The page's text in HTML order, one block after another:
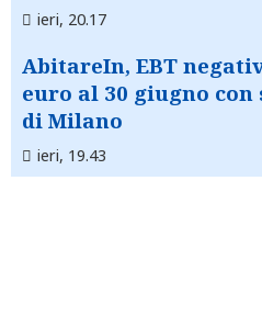
ieri, 20.17
AbitareIn, EBT
euro al 30 giugno
di Milano
ieri, 19.43